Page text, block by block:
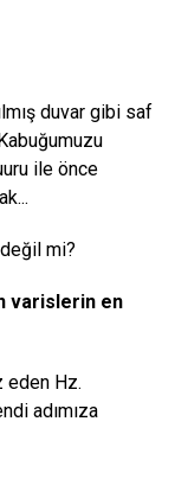
duvar gibi saf
ile önce
değil mi?
varislerin en
eden Hz.
adımıza